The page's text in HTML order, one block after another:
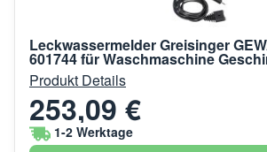
Leckwassermelder Greisinger
601744 für Waschmaschine
Produkt Details
253,09 €
1-2 Werktage